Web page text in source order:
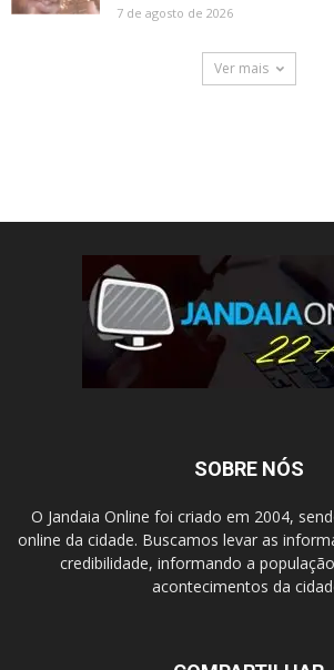
7 de agosto de 2026
Ver mais
SOBRE NÓS
O Jandaia Online foi criado em 2004,
online da cidade. Buscamos levar as
credibilidade, informando a
acontecimentos da